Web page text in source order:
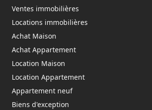
Ventes immobilières
Locations immobilières
Achat Maison
Achat Appartement
Location Maison
Location Appartement
Appartement neuf
Biens d'exception